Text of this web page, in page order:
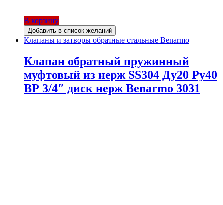
В корзину
Добавить в список желаний
Клапаны и затворы обратные стальные Benarmo
Клапан обратный пружинный
муфтовый из нерж SS304 Ду20 Ру40
ВР 3/4″ диск нерж Benarmo 3031